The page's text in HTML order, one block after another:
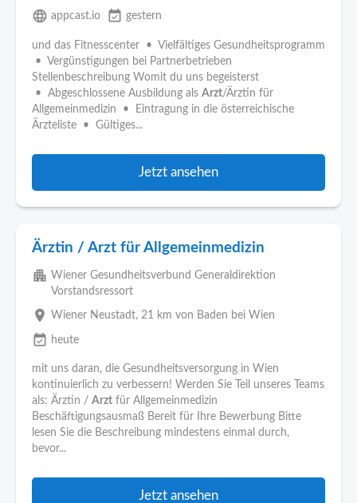
language appcast.io event_available gestern
und das Fitnesscenter • Vielfältiges Gesundheitsprogramm
• Vergünstigungen bei Partnerbetrieben
Stellenbeschreibung Womit du uns begeisterst
• Abgeschlossene Ausbildung als Arzt/Ärztin für
Allgemeinmedizin • Eintragung in die österreichische
Ärzteliste • Gültiges...
Jetzt ansehen
Ärztin / Arzt für Allgemeinmedizin
apartment Wiener Gesundheitsverbund Generaldirektion
Vorstandsressort
place Wiener Neustadt, 21 km von Baden bei Wien
event_available heute
mit uns daran, die Gesundheitsversorgung in Wien
kontinuierlich zu verbessern! Werden Sie Teil unseres Teams
als: Ärztin / Arzt für Allgemeinmedizin
Beschäftigungsausmaß Bereit für Ihre Bewerbung Bitte
lesen Sie die Beschreibung mindestens einmal durch,
bevor...
Jetzt ansehen